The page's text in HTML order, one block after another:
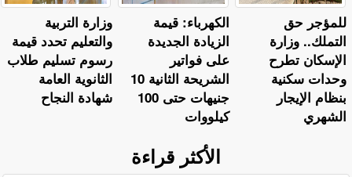
وزارة التربية
والتعليم تحدد قيمة
رسوم تسليم طلاب
الثانوية العامة
شهادة النجاح
الكهرباء: قيمة
الزيادة الجديدة
على فواتير
الشريحة الثانية 10
جنيهات حتى 100
كيلووات
للمؤجر حق
التملك.. وزارة
الإسكان تطرح
وحدات سكنية
بنظام الإيجار
الشهري
الأكثر قراءة